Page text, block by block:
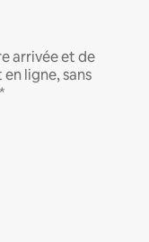
arrivée et de
ligne, sans